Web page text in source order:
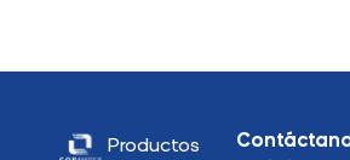
Productos